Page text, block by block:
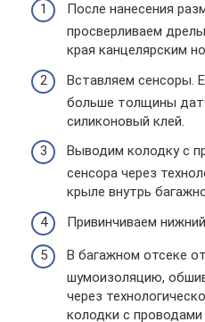
После нанесения
просверливаем
края канцелярским
Вставляем сенсоры.
больше толщины
силиконовый клей.
Выводим колодку с
сенсора через
крыле внутрь
Привинчиваем
В багажном отсеке
шумоизоляцию,
через
колодки с